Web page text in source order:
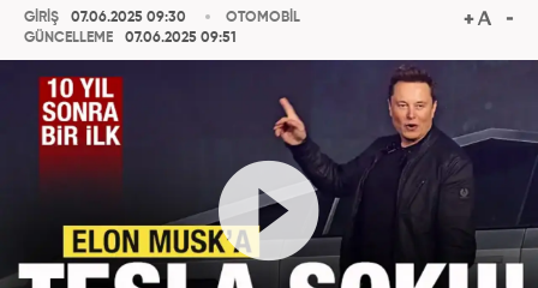
GİRİŞ
07.06.2025 09:30
GÜNCELLEME
07.06.2025 09:51
OTOMOBİL